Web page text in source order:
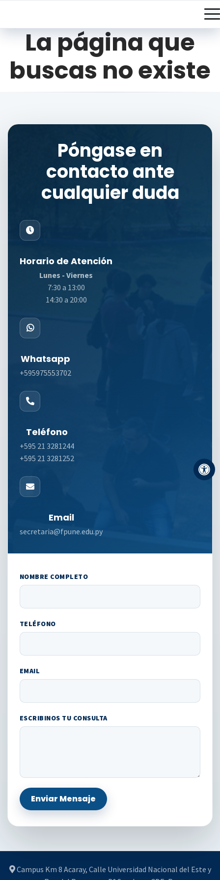
La página que
buscas no existe
Póngase en
contacto ante
cualquier duda
Horario de Atención
Lunes - Viernes
7:30 a 13:00
14:30 a 20:00
Whatsapp
+595975553702
Teléfono
+595 21 3281244
+595 21 3281252
Email
secretaria@fpune.edu.py
NOMBRE COMPLETO
TELÉFONO
EMAIL
ESCRIBINOS TU CONSULTA
Enviar Mensaje
Campus Km 8 Acaray, Calle Universidad Nacional del Este y